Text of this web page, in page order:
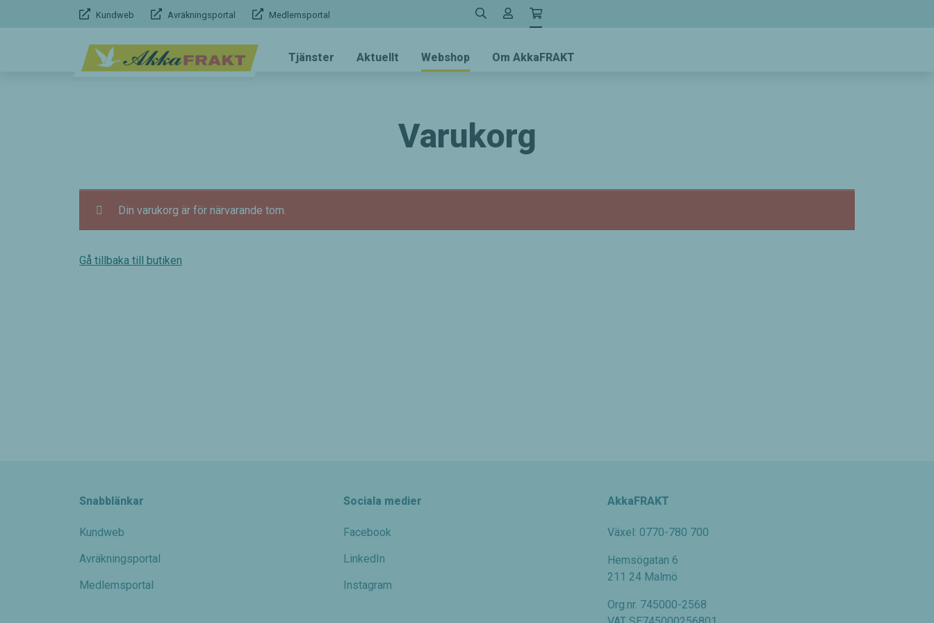
Kundweb Avräkningsportal Medlemsportal
Tjänster Aktuellt Webshop Om AkkaFRAKT
Varukorg
Din varukorg är för närvarande tom.
Gå tillbaka till butiken
Snabblänkar
Kundweb
Avräkningsportal
Medlemsportal
Sociala medier
Facebook
LinkedIn
Instagram
AkkaFRAKT
Växel: 0770-780 700
Hemsögatan 6
211 24 Malmö
Org.nr. 745000-2568